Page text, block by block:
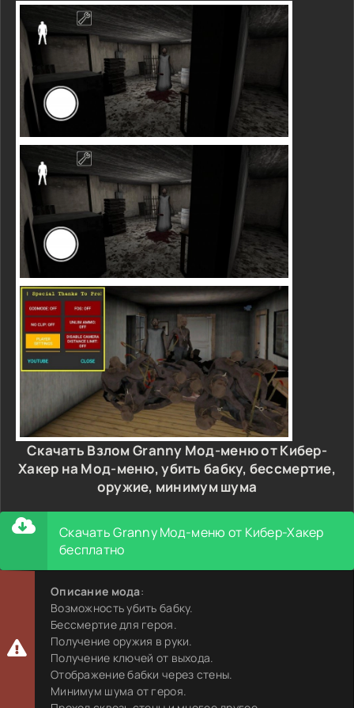
Скачать Взлом Granny Мод-меню от Кибер-
Хакер на Мод-меню, убить бабку, бессмертие,
оружие, минимум шума
Скачать Granny Мод-меню от Кибер-Хакер
бесплатно
Описание мода:
Возможность убить бабку.
Бессмертие для героя.
Получение оружия в руки.
Получение ключей от выхода.
Отображение бабки через стены.
Минимум шума от героя.